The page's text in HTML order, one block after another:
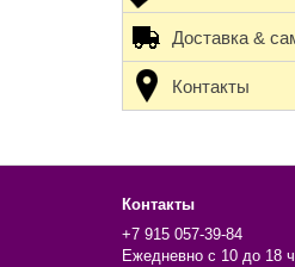
Доставка &
Контакты
Контакты
+7 915 057-39-84
Ежедневно с 10 до 18